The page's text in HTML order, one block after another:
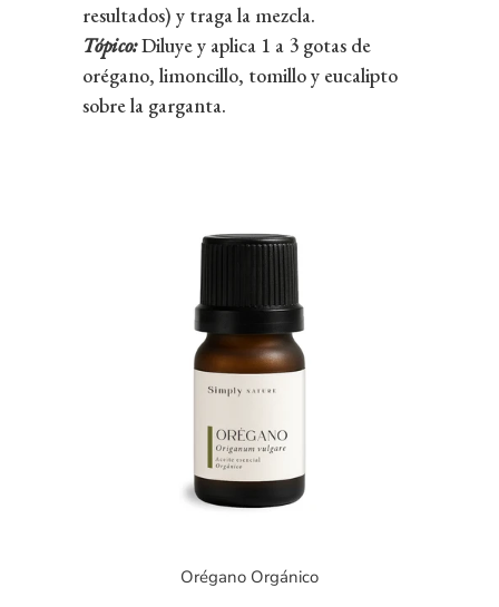
resultados) y traga la mezcla.
Tópico:Diluye y aplica 1 a 3 gotas de
orégano, limoncillo, tomillo y eucalipto
sobre la garganta.
Orégano Orgánico